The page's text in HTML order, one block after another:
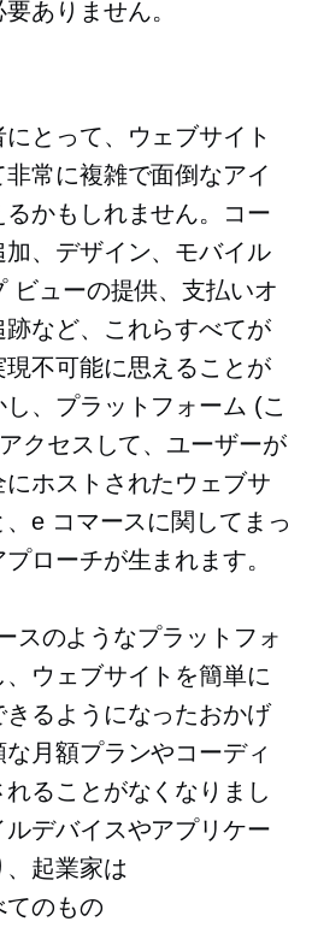
ありません。
とって、ウェブサイト
常に複雑で面倒なアイ
かもしれません。コー
、デザイン、モバイル
ビューの提供、支払いオ
など、これらすべてが
不可能に思えることが
、プラットフォーム (こ
クセスして、ユーザーが
ホストされたウェブサ
e コマースに関してまっ
ローチが生まれます。
スのようなプラットフォ
ウェブサイトを簡単に
るようになったおかげ
月額プランやコーディ
ることがなくなりまし
デバイスやアプリケー
起業家は
てのもの